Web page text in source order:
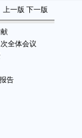
上一版 下一版
全体会议
告